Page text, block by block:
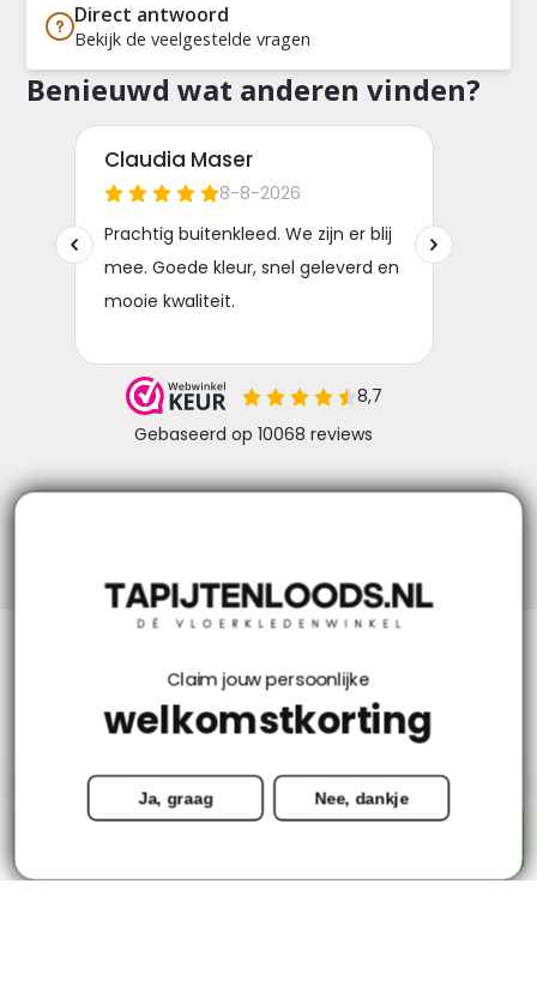
Direct antwoord
Bekijk de veelgestelde vragen
Benieuwd wat anderen vinden?
Mijn account
Categorieën
Contact
Claim jouw persoonlijke
welkomstkorting
Ja, graag Nee, dankje